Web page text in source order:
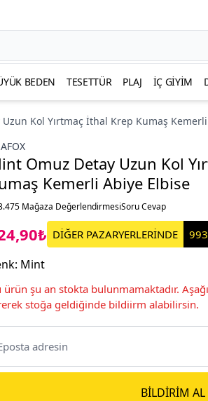
BEDEN TESETTÜR PLAJ İÇ GIYIM
Kol Yırtmaç İthal Krep Kumaş
Omuz Detay Uzun Kol
Kemerli Abiye Elbise
Mağaza DeğerlendirmesiSoru Cevap
DİĞER PAZARYERLERİNDE
: Mint
ürün şu an stokta bulunmamaktadır.
stoğa geldiğinde bildiirm alabilirsin.
BILDIRIM AL